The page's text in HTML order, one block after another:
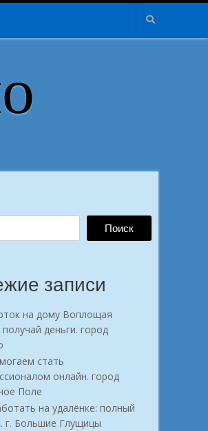
Поиск
записи
на дому Воплощая
деньги. город
стать
онлайн. город
Поле
на удалёнке: полный
г. Большие Глущицы